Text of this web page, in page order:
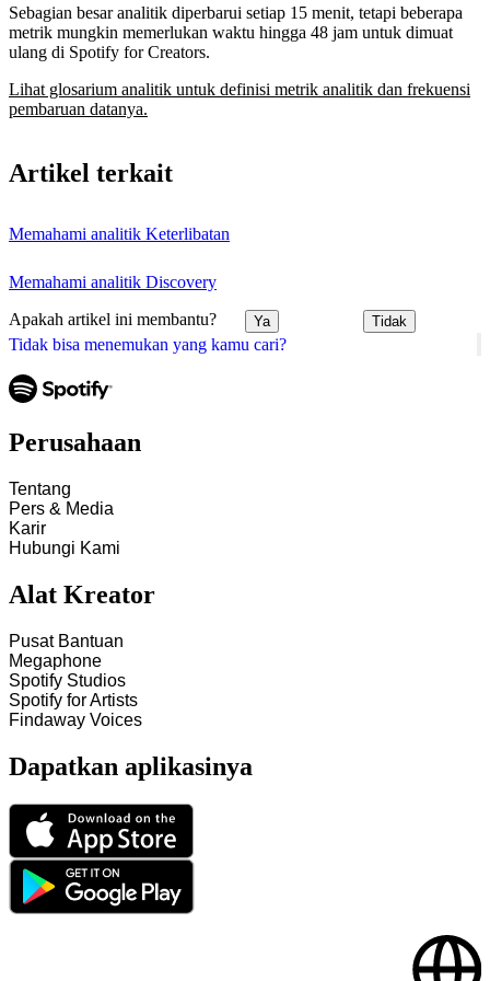
Tidak bisa menemukan yang kamu cari?
Sebagian besar analitik diperbarui setiap 15 menit, tetapi beberapa
metrik mungkin memerlukan waktu hingga 48 jam untuk dimuat
ulang di Spotify for Creators.
Lihat glosarium analitik untuk definisi metrik analitik dan frekuensi
pembaruan datanya.
Artikel terkait
Memahami analitik Keterlibatan
Memahami analitik Discovery
Apakah artikel ini membantu? Ya Tidak
Perusahaan
Tentang
Pers & Media
Karir
Hubungi Kami
Alat Kreator
Pusat Bantuan
Megaphone
Spotify Studios
Spotify for Artists
Findaway Voices
Dapatkan aplikasinya